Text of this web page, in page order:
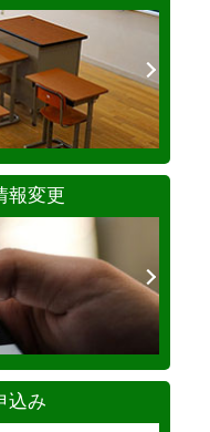
報変更
込み